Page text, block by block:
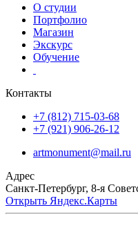
О студии
Портфолио
Магазин
Экскурс
Обучение
Контакты
+7 (812) 715-03-68
+7 (921) 906-26-12
artmonument@mail.ru
Адрес
Санкт-Петербург, 8-я
Открыть Яндекс.Карты